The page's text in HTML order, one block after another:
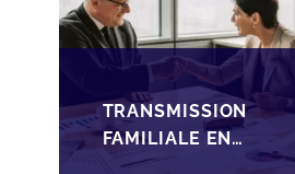
TRANSMISSION
FAMILIALE EN
WALLONIE :